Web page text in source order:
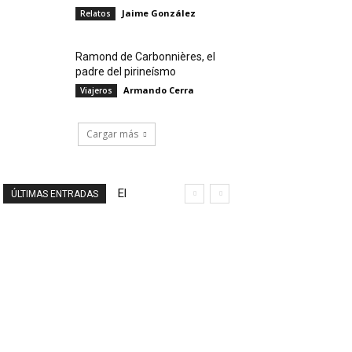
Relatos Jaime González
Ramond de Carbonnières, el
padre del pirineísmo
Viajeros Armando Cerra
Cargar más
ÚLTIMAS ENTRADAS
El